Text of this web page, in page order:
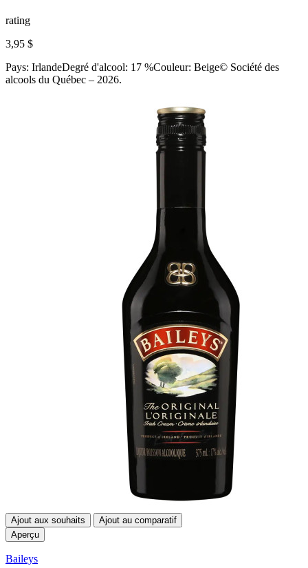
rating
3,95 $
Pays: IrlandeDegré d'alcool: 17 %Couleur: Beige© Société des
alcools du Québec – 2026.
Ajout aux souhaits
Ajout au comparatif
Aperçu
Baileys